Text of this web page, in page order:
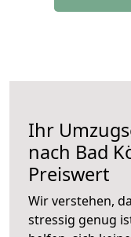
Ihr
nach Bad
Preiswert
Wir verstehen,
stressig genug